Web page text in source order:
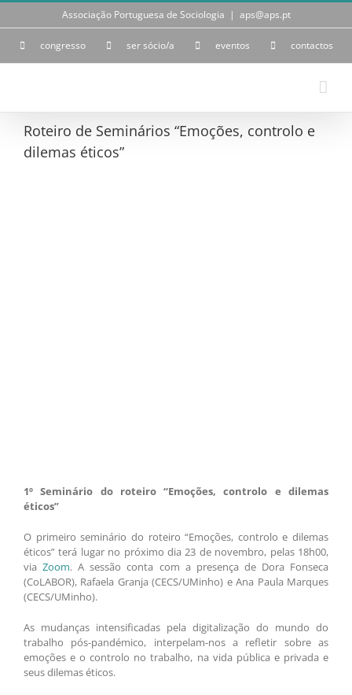
Skip
Associação Portuguesa de Sociologia | aps@aps.pt
congresso ser sócio/a eventos contactos
Roteiro de Seminários “Emoções, controlo e
dilemas éticos”
1º Seminário do roteiro “Emoções, controlo e dilemas
éticos”
O primeiro seminário do roteiro “Emoções, controlo e dilemas
éticos” terá lugar no próximo dia 23 de novembro, pelas 18h00,
viaZoom. A sessão conta com a presença de Dora Fonseca
(CoLABOR), Rafaela Granja (CECS/UMinho) e Ana Paula Marques
(CECS/UMinho).
As mudanças intensificadas pela digitalização do mundo do
trabalho pós-pandémico, interpelam-nos a refletir sobre as
emoções e o controlo no trabalho, na vida pública e privada e
seus dilemas éticos.